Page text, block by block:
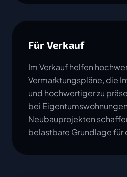
Für Verkauf
Im Verkauf helfen
Vermarktungspläne, die
und hochwertiger zu
bei
Neubauprojekten
belastbare Grundlage für